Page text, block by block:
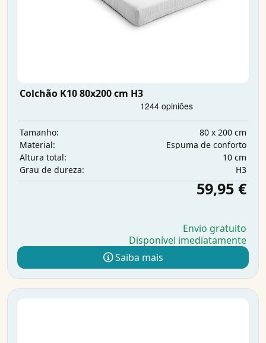
Colchão K10 80x200 cm H3
Tamanho:
80 x 200 cm
Material:
Espuma de conforto
Altura total:
10 cm
Grau de dureza:
H3
59,95 €
Envio gratuito
Disponível imediatamente
Saiba mais